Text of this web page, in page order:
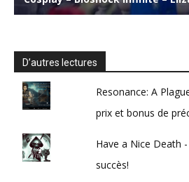
D’autres lectures
Resonance: A
prix et bonus de
Have a Nice Death
succès!